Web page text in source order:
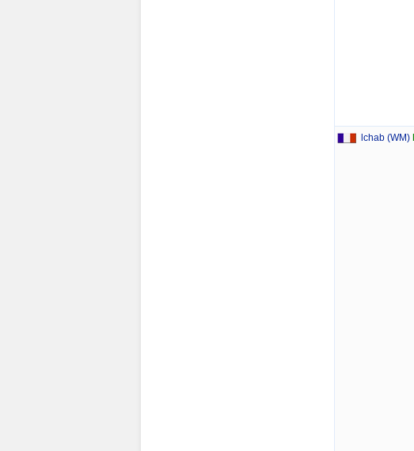
lchab (WM)